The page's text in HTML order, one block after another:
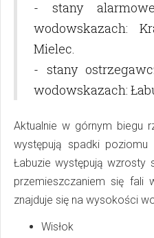
- stany
wodowskazach:
Mielec.
- stany
wodowskazach:
Aktualnie w górnym biegu
występują spadki
Łabuzie występują
przemieszczaniem się fali
znajduje się na wysokości
Wisłok